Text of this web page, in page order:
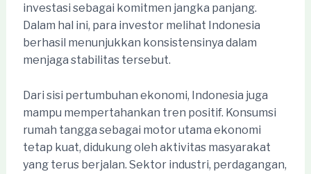
investasi sebagai komitmen jangka panjang.
Dalam hal ini, para investor melihat Indonesia
berhasil menunjukkan konsistensinya dalam
menjaga stabilitas tersebut.
Dari sisi pertumbuhan ekonomi, Indonesia juga
mampu mempertahankan tren positif. Konsumsi
rumah tangga sebagai motor utama ekonomi
tetap kuat, didukung oleh aktivitas masyarakat
yang terus berjalan. Sektor industri, perdagangan,